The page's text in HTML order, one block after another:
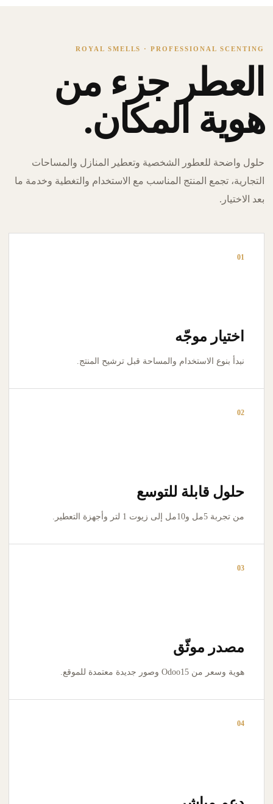
ROYAL SMELLS · PROFESSIONAL SCENTING
العطر جزء من
هوية المكان.
حلول واضحة للعطور الشخصية وتعطير المنازل والمساحات
التجارية، تجمع المنتج المناسب مع الاستخدام والتغطية وخدمة ما
بعد الاختيار.
01
اختيار موجّه
نبدأ بنوع الاستخدام والمساحة قبل ترشيح المنتج.
02
حلول قابلة للتوسع
من تجربة 5مل و10مل إلى زيوت 1 لتر وأجهزة التعطير.
03
مصدر موثّق
هوية وسعر من Odoo15 وصور جديدة معتمدة للموقع.
04